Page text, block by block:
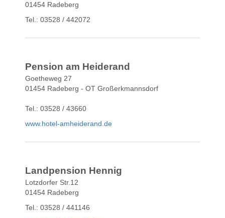
01454 Radeberg
Tel.: 03528 / 442072
Pension am Heiderand
Goetheweg 27
01454 Radeberg - OT Großerkmannsdorf
Tel.: 03528 / 43660
www.hotel-amheiderand.de
Landpension Hennig
Lotzdorfer Str.12
01454 Radeberg
Tel.: 03528 / 441146